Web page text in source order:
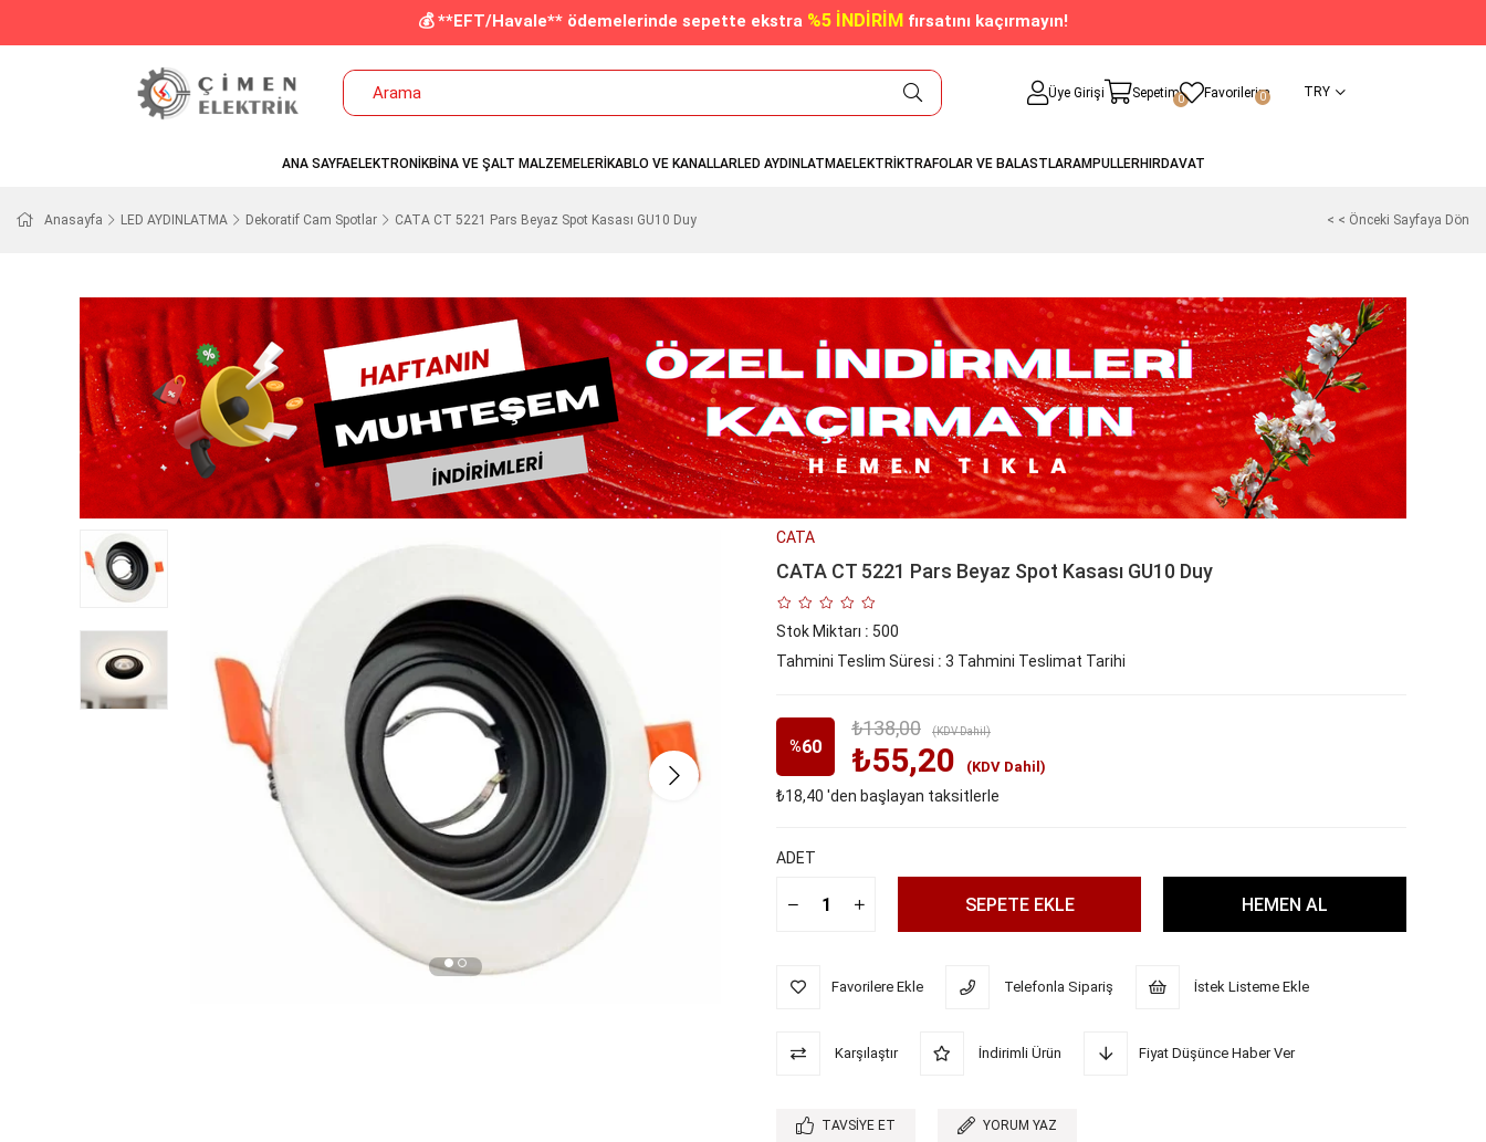
💰 **EFT/Havale** ödemelerinde sepette ekstra %5 İNDİRİM fırsatını kaçırmayın!
Üye Girişi Sepetim0 Favorilerim
0 TRY
ANA SAYFAELEKTRONİKBİNA VE ŞALT MALZEMELERİKABLO VE KANALLARLED AYDINLATMAELEKTRİKTRAFOLAR VE BALASTLARAMPULLERHIRDAVAT
Anasayfa LED AYDINLATMA Dekoratif Cam Spotlar CATA CT 5221 Pars Beyaz Spot Kasası GU10 Duy < < Önceki Sayfaya Dön
CATA
CATA CT 5221 Pars Beyaz Spot Kasası GU10 Duy
Stok Miktarı : 500
Tahmini Teslim Süresi : 3 Tahmini Teslimat Tarihi
%60
İndirim
₺138,00 (KDV Dahil)
₺55,20 (KDV Dahil)
₺18,40 'den başlayan taksitlerle
ADET
Favorilere Ekle Telefonla Sipariş İstek Listeme Ekle
Karşılaştır İndirimli Ürün Fiyat Düşünce Haber Ver
TAVSIYE ET YORUM YAZ